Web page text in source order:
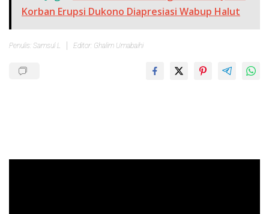
Korban Erupsi Dukono Diapresiasi Wabup Halut
Penulis: Samsul L Editor: Ghalim Umabaihi